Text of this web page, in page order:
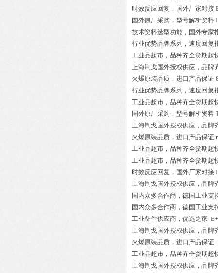
时效反应回复，国外厂家对接
国外原厂采购，型号解析资料
技术资料选型功能，国外专家
行业优势品牌系列，速度回复
工业品超市，品种齐全货期超
上海荆戈国外授权供应，品牌
火爆原装品质，进口产品保证
行业优势品牌系列，速度回复
工业品超市，品种齐全货期超
国外原厂采购，型号解析资料
上海荆戈国外授权供应，品牌
火爆原装品质，进口产品保证
工业品超市，品种齐全货期超
工业品超市，品种齐全货期超
时效反应回复，国外厂家对接
上海荆戈国外授权供应，品牌
国内众多合作商，德国工业支
国内众多合作商，德国工业支
工业备件供应商，优选之家
上海荆戈国外授权供应，品牌
火爆原装品质，进口产品保证
工业品超市，品种齐全货期超
上海荆戈国外授权供应，品牌